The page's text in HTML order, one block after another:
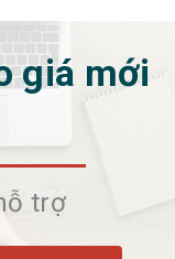
giá mới
trợ